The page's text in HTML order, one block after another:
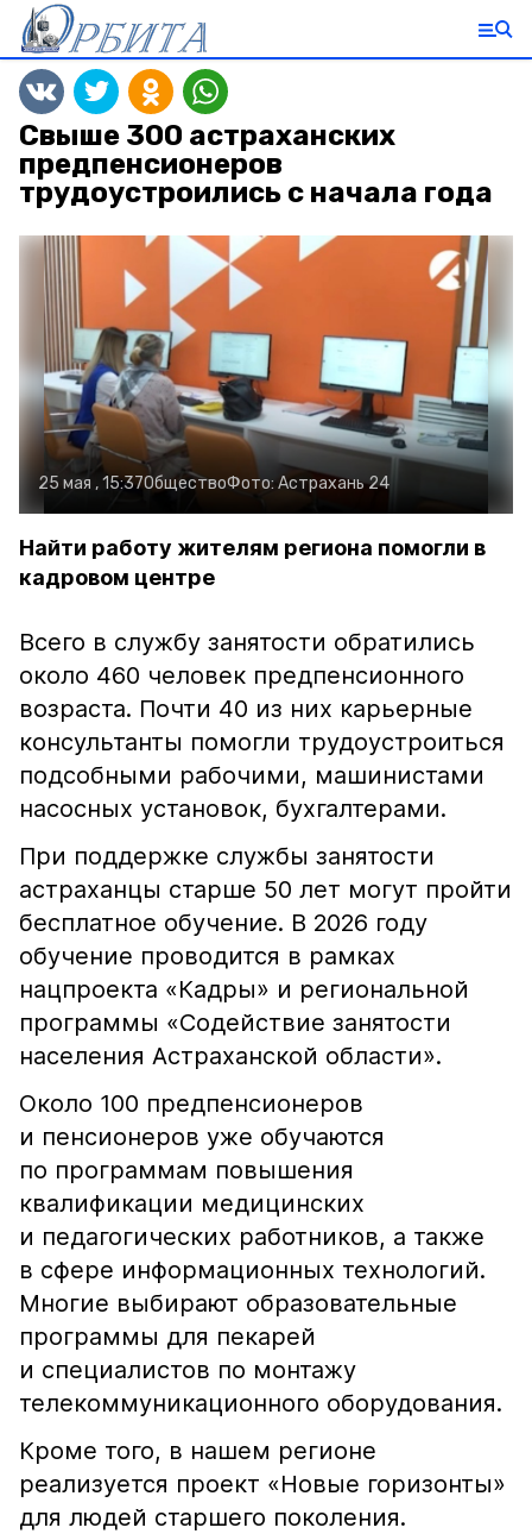
Свыше 300 астраханских
предпенсионеров
трудоустроились с начала года
25 мая , 15:37ОбществоФото:Астрахань 24
Найти работу жителям региона помогли в
кадровом центре
Всего в службу занятости обратились
около 460 человек предпенсионного
возраста. Почти 40 из них карьерные
консультанты помогли трудоустроиться
подсобными рабочими, машинистами
насосных установок, бухгалтерами.
При поддержке службы занятости
астраханцы старше 50 лет могут пройти
бесплатное обучение. В 2026 году
обучение проводится в рамках
нацпроекта «Кадры» и региональной
программы «Содействие занятости
населения Астраханской области».
Около 100 предпенсионеров
и пенсионеров уже обучаются
по программам повышения
квалификации медицинских
и педагогических работников, а также
в сфере информационных технологий.
Многие выбирают образовательные
программы для пекарей
и специалистов по монтажу
телекоммуникационного оборудования.
Кроме того, в нашем регионе
реализуется проект «Новые горизонты»
для людей старшего поколения.